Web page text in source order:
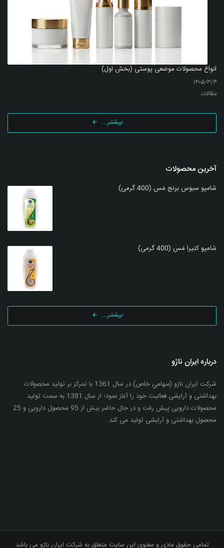
انواع محصولات موضعی پوستی (بخش اول)
۱۴۰۵/۳/۴
مقالات
بیشتر...
آخرین محصولات
شامپو سبوس برنج مَس (400 گرمی)
شامپو کتیرا مَس (400 گرمی)
بیشتر...
درباره ایران ناژو
شرکت ایران ناژو (سهامي خاص) در سال 1361 با تمرکز بر تولید محصولات
بهداشتی و آرایشی فعالیت خود را آغاز نمود؛ از سال 1381 به سمت تولید
محصولات دارویی پیش رفت و در حال حاضر بیش از 95 محصول دارویی و 25
محصول بهداشتی و آرایشی تولید می کند.
تمامی حقوق مادی و معنوی این سایت متعلق به شرکت ایران ناژو می باشد